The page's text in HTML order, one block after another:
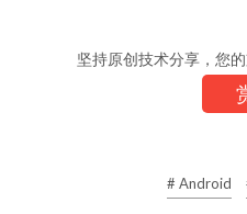
坚持原创技术分享，您
# Android